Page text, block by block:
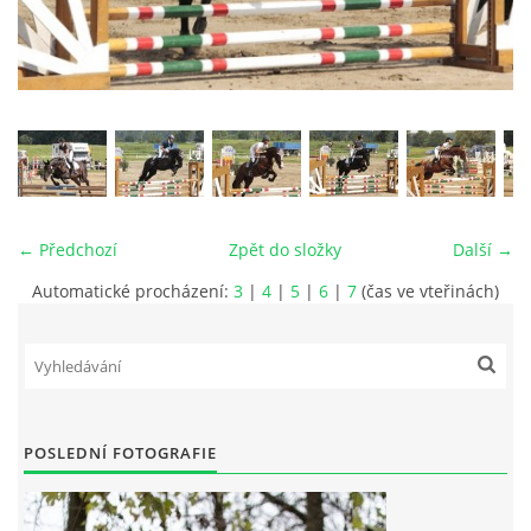
VIDEA
NOVÝ PŘEKÁŽKOVÝ MATERIÁL
CENÍK SLUŽEB
MORAVSKOSLEZSKÉM KRAJI
NEDOSTAVILI NA PODZIMNÍ BRIGÁDU
← Předchozí Další →
Zpět do složky
Automatické procházení: 3 | 4 | 5 | 6 | 7 (čas ve vteřinách)
POSLEDNÍ FOTOGRAFIE